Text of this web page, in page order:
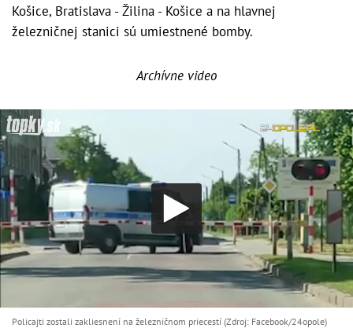
Košice, Bratislava - Žilina - Košice a na hlavnej
železničnej stanici sú umiestnené bomby.
Archívne video
Policajti zostali zakliesnení na železničnom priecestí (Zdroj: Facebook/24opole)